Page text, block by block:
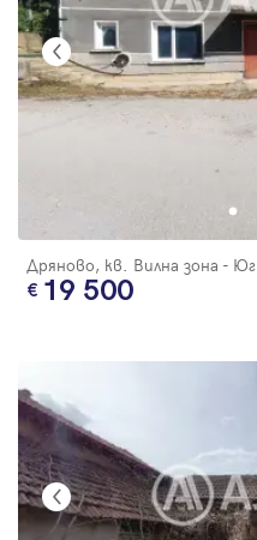
Дряново, кв. Вилна зона - Юг
19 500